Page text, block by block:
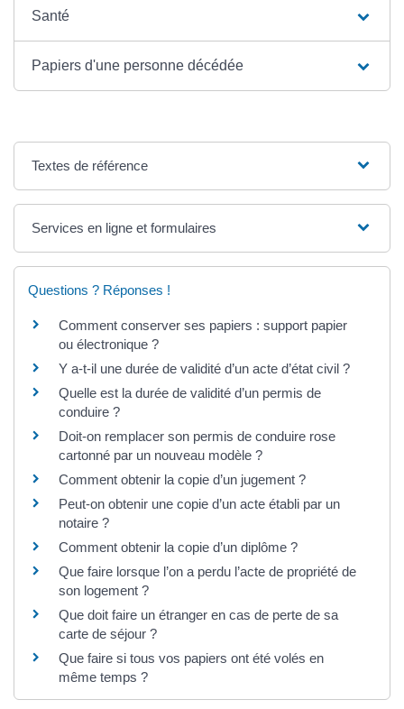
Santé
Papiers d'une personne décédée
Textes de référence
Services en ligne et formulaires
Questions ? Réponses !
Comment conserver ses papiers : support papier
ou électronique ?
Y a-t-il une durée de validité d’un acte d’état civil ?
Quelle est la durée de validité d’un permis de
conduire ?
Doit-on remplacer son permis de conduire rose
cartonné par un nouveau modèle ?
Comment obtenir la copie d’un jugement ?
Peut-on obtenir une copie d’un acte établi par un
notaire ?
Comment obtenir la copie d’un diplôme ?
Que faire lorsque l’on a perdu l’acte de propriété de
son logement ?
Que doit faire un étranger en cas de perte de sa
carte de séjour ?
Que faire si tous vos papiers ont été volés en
même temps ?